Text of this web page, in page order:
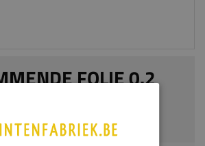
FOLIE 0.2
2000 x 0.2 mm | PVC